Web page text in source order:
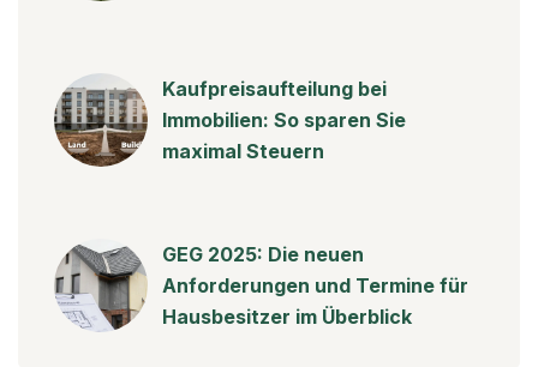
Kaufpreisaufteilung bei
Immobilien: So sparen Sie
maximal Steuern
GEG 2025: Die neuen
Anforderungen und Termine für
Hausbesitzer im Überblick